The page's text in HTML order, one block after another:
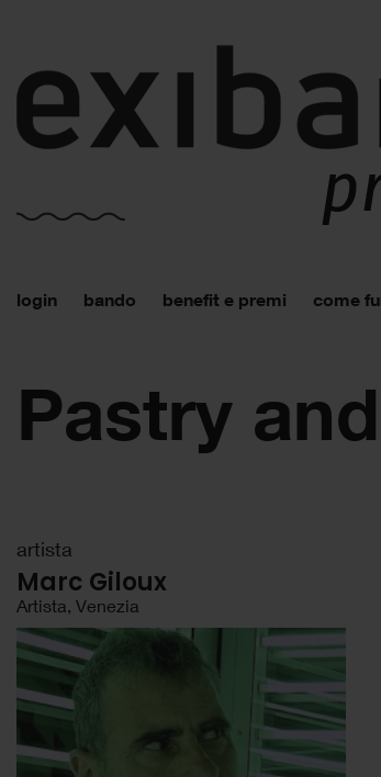
login bando benefit e premi come
Pastry
artista
Marc Giloux
Artista, Venezia